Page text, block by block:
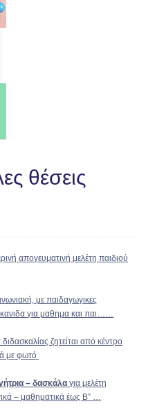
θέσεις
απογευματινή μελέτη παιδιού
με παιδαγωγικες
για μαθημα και παι……
ζητείται από κέντρο
με φωτό
– δασκάλα για μελέτη
– μαθηματικά έως Β” …